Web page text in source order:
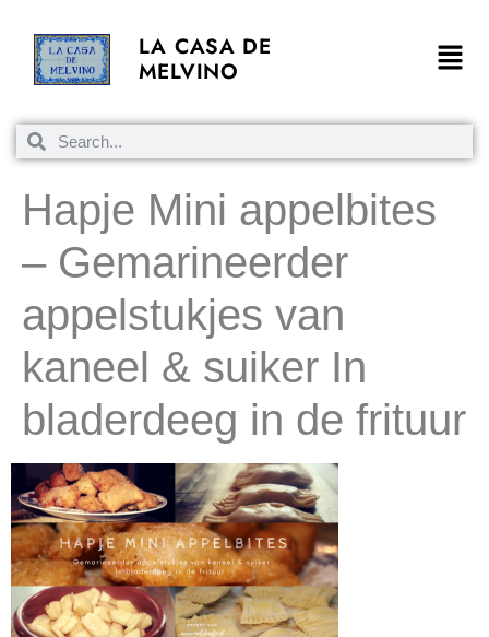
LA CASA DE
MELVINO
Hapje Mini appelbites
– Gemarineerder
appelstukjes van
kaneel & suiker In
bladerdeeg in de frituur